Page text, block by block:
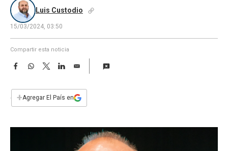
Luis Custodio
15/03/2024, 03:50
Compartir esta noticia
F
e
b
W
s
T
w
t
L
E
i
l
+Agregar El País en